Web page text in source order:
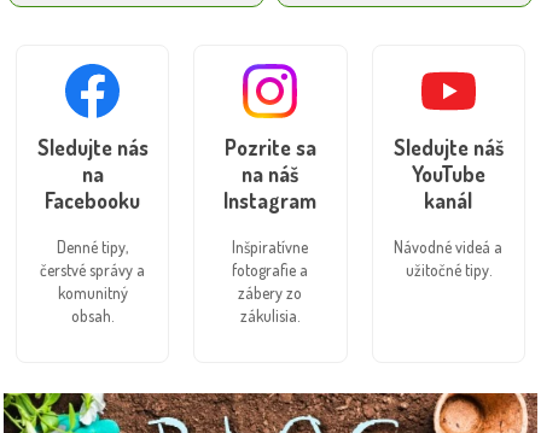
Sledujte nás
na
Facebooku
Denné tipy,
čerstvé správy a
komunitný
obsah.
Pozrite sa
na náš
Instagram
Inšpiratívne
fotografie a
zábery zo
zákulisia.
Sledujte náš
YouTube
kanál
Návodné videá a
užitočné tipy.